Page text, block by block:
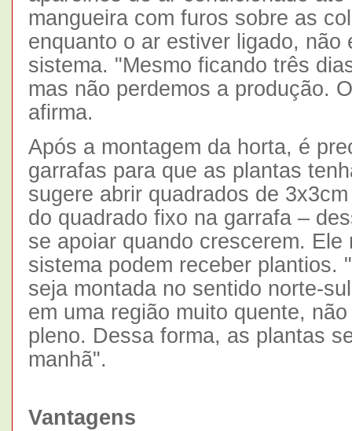
mangueira com furos sobre as
enquanto o ar estiver ligado,
sistema. "Mesmo ficando três
mas não perdemos a produção.
afirma.
Após a montagem da horta, é
garrafas para que as plantas
sugere abrir quadrados de
do quadrado fixo na garrafa –
se apoiar quando crescerem.
sistema podem receber plantios.
seja montada no sentido norte-
em uma região muito quente,
pleno. Dessa forma, as plantas
manhã".
Vantagens